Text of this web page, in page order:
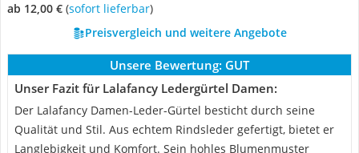
ab 12,00 € ( Sofort lieferbar)
Preisvergleich und weitere Angebote
Unsere Bewertung: GUT
Unser Fazit für Lalafancy Ledergürtel Damen:
Der Lalafancy Damen-Leder-Gürtel besticht durch seine
Qualität und Stil. Aus echtem Rindsleder gefertigt, bietet er
Langlebigkeit und Komfort. Sein hohles Blumenmuster